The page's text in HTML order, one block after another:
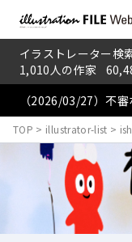
イラストレーター検
1,010人の作家
（2026/03/27）不
TOP > illustrator-list >